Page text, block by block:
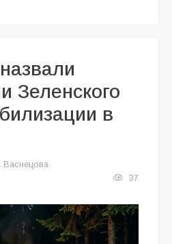
Зеленского
в
Васнецова
37